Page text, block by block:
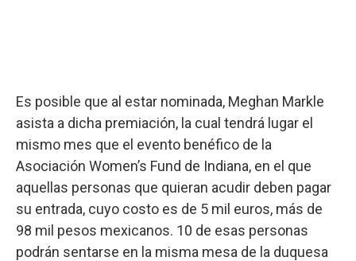
Es posible que al estar nominada, Meghan Markle
asista a dicha premiación, la cual tendrá lugar el
mismo mes que el evento benéfico de la
Asociación Women’s Fund de Indiana, en el que
aquellas personas que quieran acudir deben pagar
su entrada, cuyo costo es de 5 mil euros, más de
98 mil pesos mexicanos. 10 de esas personas
podrán sentarse en la misma mesa de la duquesa